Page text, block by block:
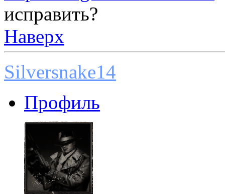
исправить?
Наверх
Silversnake14
Профиль